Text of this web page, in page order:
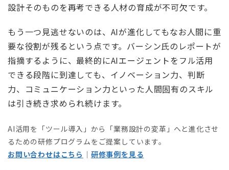
設計そのものを再考できる人材の育成が不可欠です。
もう一つ見逃せないのは、AIが進化してもなお人間に重
要な役割が残るという点です。バーシン氏のレポートが
指摘するように、最終的にAIエージェントをフル活用
できる段階に到達しても、イノベーション力、判断
力、コミュニケーション力といった人間固有のスキル
は引き続き求められ続けます。
AI活用を「ツール導入」から「業務設計の変革」へと進化させ
るための研修プログラムをご提案しています。
お問い合わせはこちら ｜ 研修事例を見る